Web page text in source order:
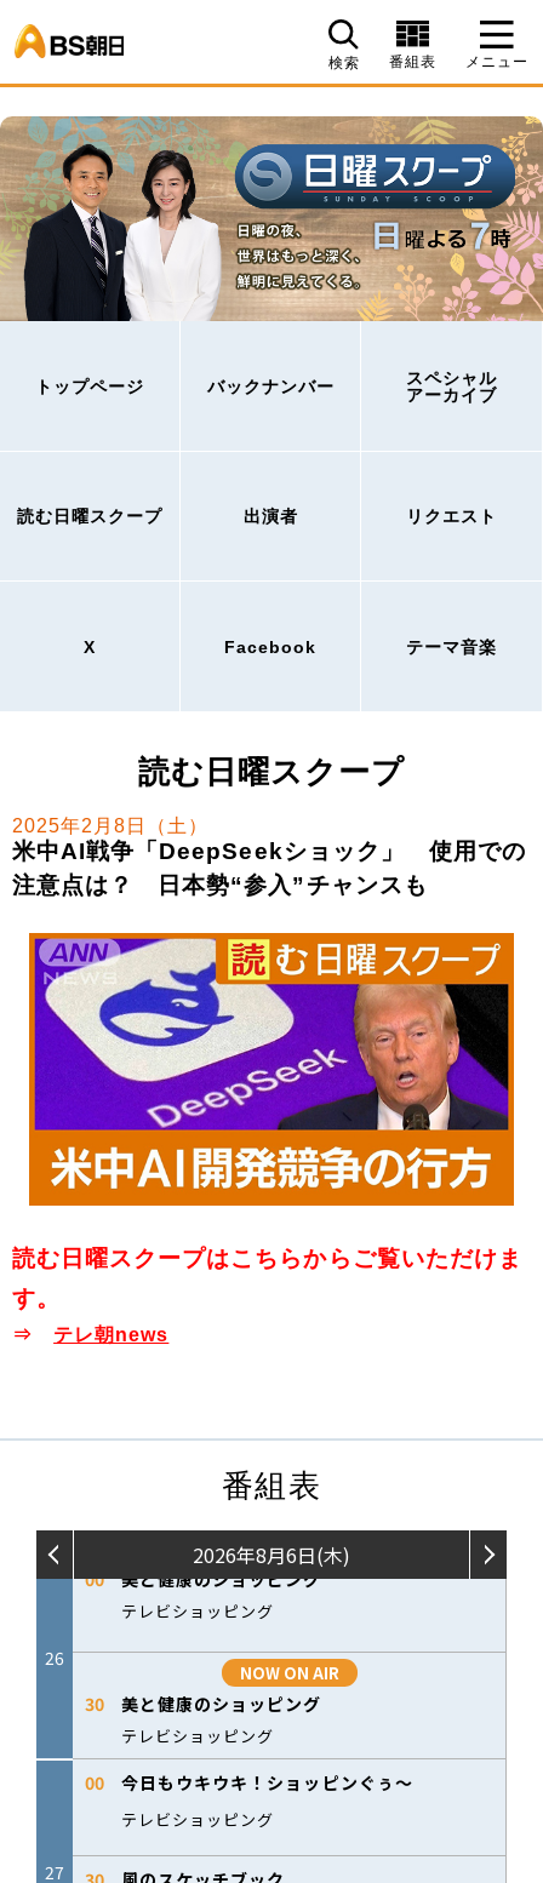
検索 番組表 メニュー
トップページ バックナンバー
スペシャル
アーカイブ
読む日曜スクープ 出演者 リクエスト
X Facebook テーマ音楽
読む日曜スクープ
2025年2月8日（土）
米中AI戦争「DeepSeekショック」 使用での
注意点は？ 日本勢“参入”チャンスも
読む日曜スクープはこちらからご覧いただけま
す。
⇒ テレ朝news
番組表